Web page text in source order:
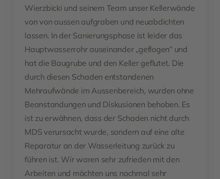
Wierzbicki und seinem Team unser Kellerwände
von von aussen aufgraben und neuabdichten
lassen. In der Sanierungsphase ist leider das
Hauptwasserrohr auseinander „geflogen“ und
hat die Baugrube und den Keller geflutet. Die
durch diesen Schaden entstandenen
Mehraufwände im Aussenbereich, wurden ohne
Beanstandungen und Diskusionen behoben. Es
ist zu erwähnen, dass der Schaden nicht durch
MDS verursacht wurde, sondern auf eine alte
Reparatur an der Wasserleitung zurück zu
führen ist. Wir waren sehr zufrieden mit den
Arbeiten und möchten uns nochmal sehr